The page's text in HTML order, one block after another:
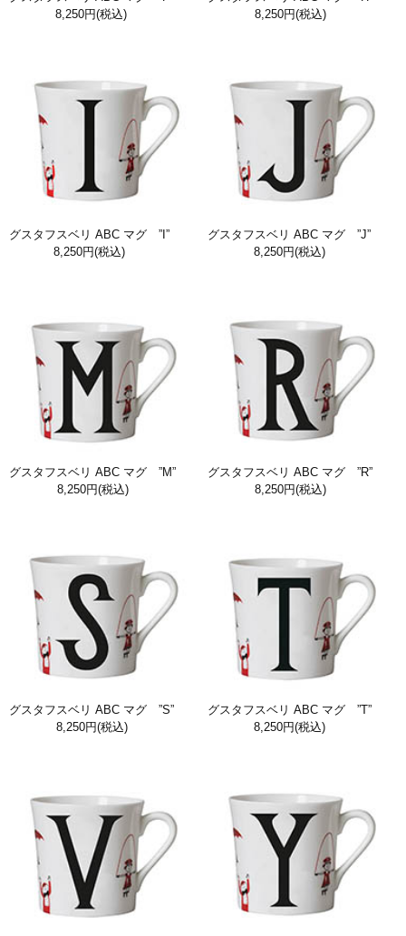
8,250円(税込)
8,250円(税込)
グスタフスベリ ABC マグ ”I”
8,250円(税込)
グスタフスベリ ABC マグ ”J”
8,250円(税込)
グスタフスベリ ABC マグ ”M”
8,250円(税込)
グスタフスベリ ABC マグ ”R”
8,250円(税込)
グスタフスベリ ABC マグ ”S”
8,250円(税込)
グスタフスベリ ABC マグ ”T”
8,250円(税込)